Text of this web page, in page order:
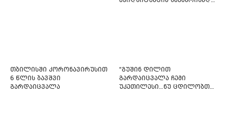
თბილისში კორონავირუსით
6 წლის ბავშვი
გარდაიცვალა
“გუშინ დილით
გარდაიცვალა ჩემი
უკეთილესი…ნუ ცდილობთ